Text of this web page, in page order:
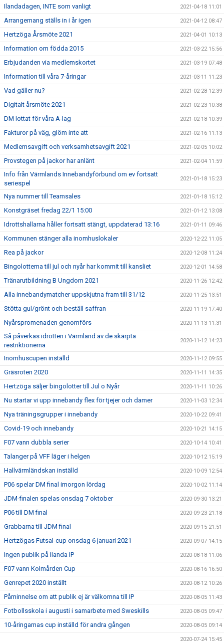
Ilandadagen, INTE som vanligt 2021-04-18 11:01
Arrangemang ställs in i år igen 2021-04-12 08:47
Hertzöga Årsmöte 2021 2021-04-01 10:13
Information om födda 2015 2021-03-22 15:56
Erbjudanden via medlemskortet 2021-03-19 07:48
Information till våra 7-åringar 2021-03-11 11:23
Vad gäller nu? 2021-02-28 12:39
Digitalt årsmöte 2021 2021-02-23 10:38
DM lottat för våra A-lag 2021-02-18 10:39
Fakturor på väg, glöm inte att 2021-02-16 11:13
Medlemsavgift och verksamhetsavgift 2021 2021-02-05 10:02
Provstegen på jackor har anlänt 2021-02-04 11:59
Info från Värmlands Innebandyförbund om ev fortsatt
seriespel
2021-01-18 15:23
Nya nummer till Teamsales 2021-01-18 15:12
Konstgräset fredag 22/1 15:00 2021-01-12 13:08
Idrottshallarna håller fortsatt stängt, uppdaterad 13:16 2021-01-11 09:46
Kommunen stänger alla inomhuslokaler 2020-12-22 11:05
Rea på jackor 2020-12-08 11:24
Bingolotterna till jul och nyår har kommit till kansliet 2020-12-01 14:58
Tränarutbildning B Ungdom 2021 2020-11-26 12:42
Alla innebandymatcher uppskjutna fram till 31/12 2020-11-25 13:51
Stötta gul/grönt och beställ saffran 2020-11-19 17:40
Nyårspromenaden genomförs 2020-11-13 11:31
Så påverkas idrotten i Värmland av de skärpta
restriktionerna
2020-11-12 14:23
Inomhuscupen inställd 2020-11-12 09:55
Gräsroten 2020 2020-11-11 14:35
Hertzöga säljer bingolotter till Jul o Nyår 2020-11-11 10:26
Nu startar vi upp innebandy flex för tjejer och damer 2020-11-03 12:34
Nya träningsgrupper i innebandy 2020-10-22 09:41
Covid-19 och innebandy 2020-10-21 14:15
F07 vann dubbla serier 2020-10-14 10:41
Talanger på VFF läger i helgen 2020-10-12 15:19
Hallvärmländskan inställd 2020-10-09 12:54
P06 spelar DM final imorgon lördag 2020-10-02 11:14
JDM-finalen spelas onsdag 7 oktober 2020-09-30 13:21
P06 till DM final 2020-09-23 21:18
Grabbarna till JDM final 2020-09-15 21:51
Hertzögas Futsal-cup onsdag 6 januari 2021 2020-09-07 14:15
Ingen publik på Ilanda IP 2020-08-18 11:06
F07 vann Kolmården Cup 2020-08-16 16:50
Genrepet 2020 inställt 2020-08-12 10:26
Påminnelse om att publik ej är välkomna till IP 2020-08-05 11:43
Fotbollsskola i augusti i samarbete med Sweskills 2020-08-05 09:47
10-åringarnas cup inställd för andra gången 2020-08-05 09:14
2020-07-24 15:45